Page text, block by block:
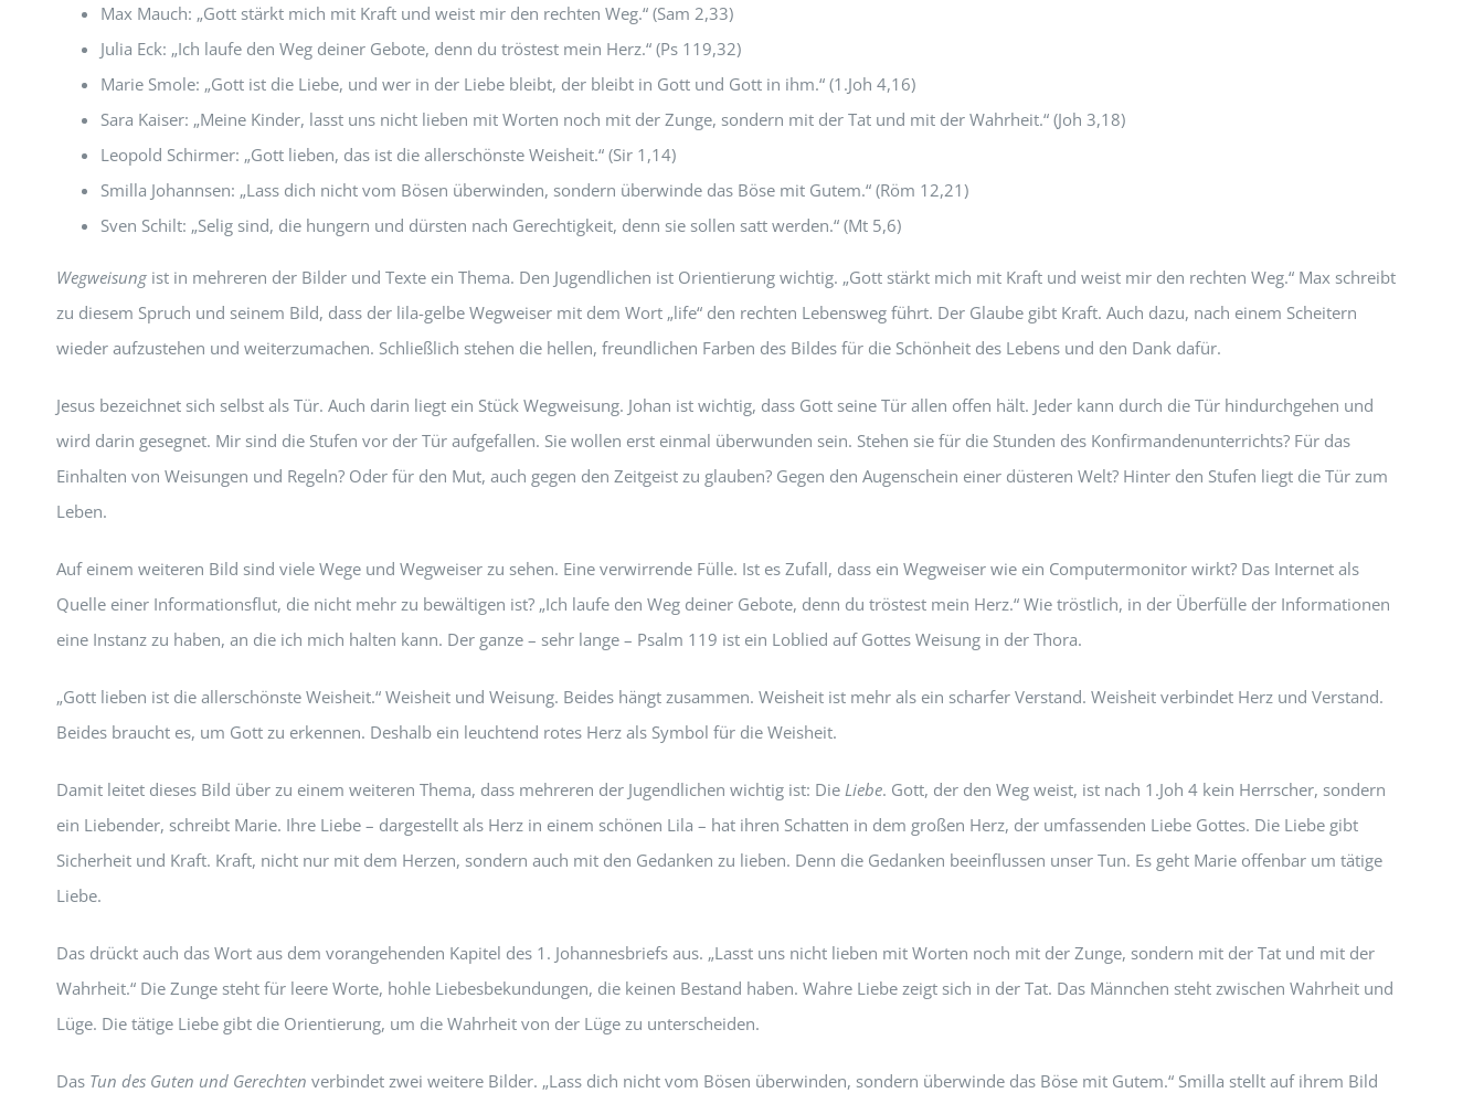
Max Mauch: „Gott stärkt mich mit Kraft und weist mir den rechten Weg.“ (Sam 2,33)
Julia Eck: „Ich laufe den Weg deiner Gebote, denn du tröstest mein Herz.“ (Ps 119,32)
Marie Smole: „Gott ist die Liebe, und wer in der Liebe bleibt, der bleibt in Gott und Gott in ihm.“ (1.Joh 4,16)
Sara Kaiser: „Meine Kinder, lasst uns nicht lieben mit Worten noch mit der Zunge, sondern mit der Tat und mit der Wahrheit.“ (Joh 3,18)
Leopold Schirmer: „Gott lieben, das ist die allerschönste Weisheit.“ (Sir 1,14)
Smilla Johannsen: „Lass dich nicht vom Bösen überwinden, sondern überwinde das Böse mit Gutem.“ (Röm 12,21)
Sven Schilt: „Selig sind, die hungern und dürsten nach Gerechtigkeit, denn sie sollen satt werden.“ (Mt 5,6)
Wegweisung ist in mehreren der Bilder und Texte ein Thema. Den Jugendlichen ist Orientierung wichtig. „Gott stärkt mich mit Kraft und weist mir den rechten Weg.“ Max schreibt
zu diesem Spruch und seinem Bild, dass der lila-gelbe Wegweiser mit dem Wort „life“ den rechten Lebensweg führt. Der Glaube gibt Kraft. Auch dazu, nach einem Scheitern
wieder aufzustehen und weiterzumachen. Schließlich stehen die hellen, freundlichen Farben des Bildes für die Schönheit des Lebens und den Dank dafür.
Jesus bezeichnet sich selbst als Tür. Auch darin liegt ein Stück Wegweisung. Johan ist wichtig, dass Gott seine Tür allen offen hält. Jeder kann durch die Tür hindurchgehen und
wird darin gesegnet. Mir sind die Stufen vor der Tür aufgefallen. Sie wollen erst einmal überwunden sein. Stehen sie für die Stunden des Konfirmandenunterrichts? Für das
Einhalten von Weisungen und Regeln? Oder für den Mut, auch gegen den Zeitgeist zu glauben? Gegen den Augenschein einer düsteren Welt? Hinter den Stufen liegt die Tür zum
Leben.
Auf einem weiteren Bild sind viele Wege und Wegweiser zu sehen. Eine verwirrende Fülle. Ist es Zufall, dass ein Wegweiser wie ein Computermonitor wirkt? Das Internet als
Quelle einer Informationsflut, die nicht mehr zu bewältigen ist? „Ich laufe den Weg deiner Gebote, denn du tröstest mein Herz.“ Wie tröstlich, in der Überfülle der Informationen
eine Instanz zu haben, an die ich mich halten kann. Der ganze – sehr lange – Psalm 119 ist ein Loblied auf Gottes Weisung in der Thora.
„Gott lieben ist die allerschönste Weisheit.“ Weisheit und Weisung. Beides hängt zusammen. Weisheit ist mehr als ein scharfer Verstand. Weisheit verbindet Herz und Verstand.
Beides braucht es, um Gott zu erkennen. Deshalb ein leuchtend rotes Herz als Symbol für die Weisheit.
Damit leitet dieses Bild über zu einem weiteren Thema, dass mehreren der Jugendlichen wichtig ist: Die Liebe. Gott, der den Weg weist, ist nach 1.Joh 4 kein Herrscher, sondern
ein Liebender, schreibt Marie. Ihre Liebe – dargestellt als Herz in einem schönen Lila – hat ihren Schatten in dem großen Herz, der umfassenden Liebe Gottes. Die Liebe gibt
Sicherheit und Kraft. Kraft, nicht nur mit dem Herzen, sondern auch mit den Gedanken zu lieben. Denn die Gedanken beeinflussen unser Tun. Es geht Marie offenbar um tätige
Liebe.
Das drückt auch das Wort aus dem vorangehenden Kapitel des 1. Johannesbriefs aus. „Lasst uns nicht lieben mit Worten noch mit der Zunge, sondern mit der Tat und mit der
Wahrheit.“ Die Zunge steht für leere Worte, hohle Liebesbekundungen, die keinen Bestand haben. Wahre Liebe zeigt sich in der Tat. Das Männchen steht zwischen Wahrheit und
Lüge. Die tätige Liebe gibt die Orientierung, um die Wahrheit von der Lüge zu unterscheiden.
Das Tun des Guten und Gerechten verbindet zwei weitere Bilder. „Lass dich nicht vom Bösen überwinden, sondern überwinde das Böse mit Gutem.“ Smilla stellt auf ihrem Bild